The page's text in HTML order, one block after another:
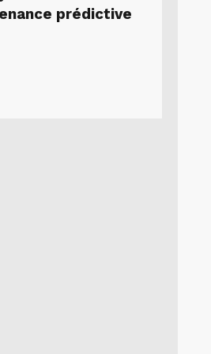
prédictive